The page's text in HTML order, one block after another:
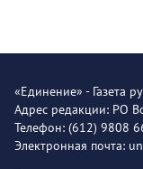
«Единение» - Газета
Адрес редакции: PO
Телефон: (612) 9808
Электронная почта: